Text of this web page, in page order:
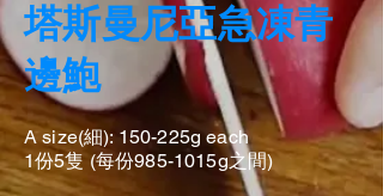
塔斯曼尼亞急凍青
邊鮑
A size(細): 150-225g each
1份5隻 (每份985-1015g之間)